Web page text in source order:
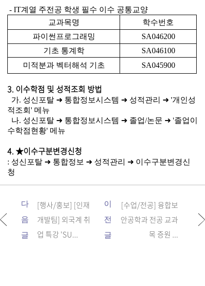
- IT계열 주전공 학생 필수 이수 공통교양
교과목명
학수번호
파이썬프로그래밍
SA046200
기초 통계학
SA046100
미적분과 벡터해석 기초 SA045900
3. 이수학점 및 성적조회 방법
가. 성신포탈 ➜ 통합정보시스템 ➜ 성적관리 ➜ '개인성
적조회' 메뉴
나. 성신포탈 ➜ 통합정보시스템 ➜ 졸업/논문 ➜ '졸업이
수학점현황' 메뉴
4. ★이수구분변경신청
: 성신포탈 ➜ 통합정보 ➜ 성적관리 ➜ 이수구분변경신
청
다
음
글
[행사/홍보] [인재
개발팀] 외국계 취
업 특강 'SU...
이
전
글
[수업/전공] 융합보
안공학과 전공 교과
목 증원 ...